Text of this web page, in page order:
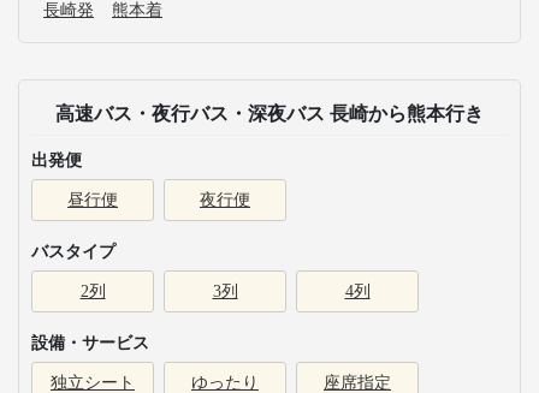
長崎発 熊本着
高速バス・夜行バス・深夜バス 長崎から熊本行き
出発便
昼行便 夜行便
バスタイプ
2列 3列 4列
設備・サービス
独立シート ゆったり 座席指定